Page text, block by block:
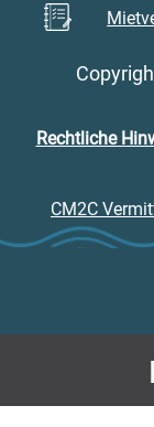
Rechtliche
CM2C